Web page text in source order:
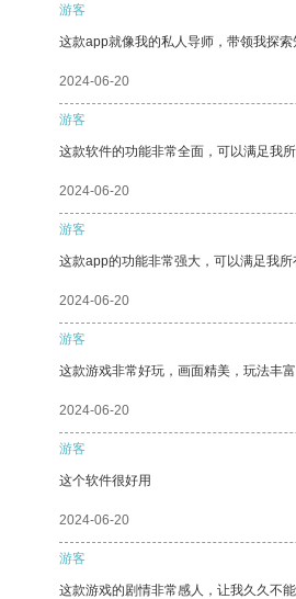
游客
这款app就像我的私人导师，带领我探索
2024-06-20
游客
这款软件的功能非常全面，可以满足我所
2024-06-20
游客
这款app的功能非常强大，可以满足我
2024-06-20
游客
这款游戏非常好玩，画面精美，玩法丰富
2024-06-20
游客
这个软件很好用
2024-06-20
游客
这款游戏的剧情非常感人，让我久久不能